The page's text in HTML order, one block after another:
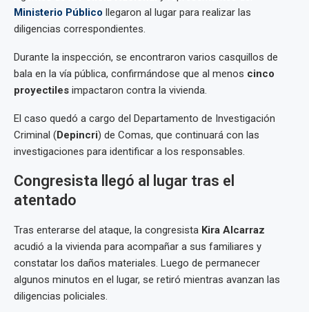
Ministerio Público llegaron al lugar para realizar las
diligencias correspondientes.
Durante la inspección, se encontraron varios casquillos de
bala en la vía pública, confirmándose que al menos cinco
proyectiles impactaron contra la vivienda.
El caso quedó a cargo del Departamento de Investigación
Criminal (Depincri) de Comas, que continuará con las
investigaciones para identificar a los responsables.
Congresista llegó al lugar tras el
atentado
Tras enterarse del ataque, la congresista Kira Alcarraz
acudió a la vivienda para acompañar a sus familiares y
constatar los daños materiales. Luego de permanecer
algunos minutos en el lugar, se retiró mientras avanzan las
diligencias policiales.